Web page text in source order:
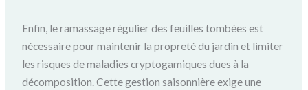
Enfin, le ramassage régulier des feuilles tombées est
nécessaire pour maintenir la propreté du jardin et limiter
les risques de maladies cryptogamiques dues à la
décomposition. Cette gestion saisonnière exige une